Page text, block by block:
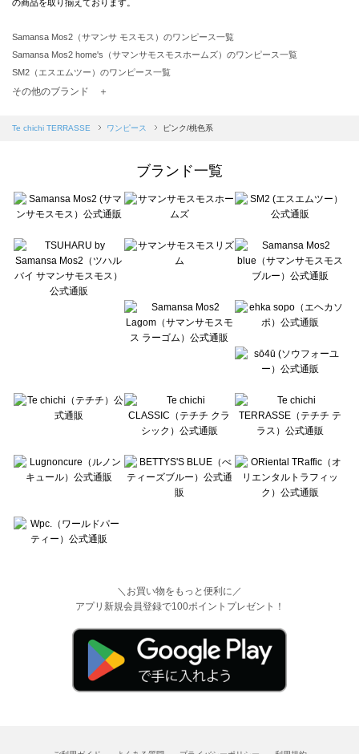
の商品を取り揃えております。
Samansa Mos2（サマンサ モスモス）のワンピース一覧
Samansa Mos2 home's（サマンサモスモスホームズ）のワンピース一覧
SM2（エスエムツー）のワンピース一覧
TSUHARU by Samansa Mos2（ツハルバイサマンサモスモス）のワンピース一覧
Samansa Mos2 blue（サマンサモスモス ブルー）のワンピース一覧
sō4ū（ソウフォーユー）のワンピース一覧
Te chichi（テチチ）のワンピース一覧
Te chichi CLASSIC（テチチ クラシック）のワンピース一覧
Lugnoncure（ルノンキュール）のワンピース一覧
BETTY'S BLUE（べティーズブルー）のワンピース一覧
Wpc.（ワールドパーティー）のワンピース一覧
その他のブランド ＋
Te chichi TERRASSE ワンピース ピンク/桃色系
ブランド一覧
＼お買い物をもっと便利に／
アプリ新規会員登録で100ポイントプレゼント！